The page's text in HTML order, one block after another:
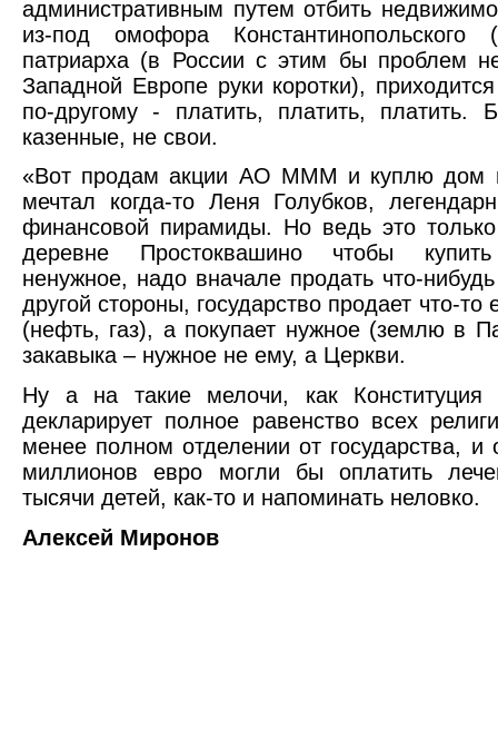
административным путем отбить
из-под омофора Константинопольского
патриарха (в России с этим бы проблем
Западной Европе руки коротки),
по-другому - платить, платить, платить.
казенные, не свои.
«Вот продам акции АО МММ и куплю дом
мечтал когда-то Леня Голубков,
финансовой пирамиды. Но ведь это только
деревне Простоквашино чтобы купить
ненужное, надо вначале продать что-
другой стороны, государство продает что-то
(нефть, газ), а покупает нужное (землю в
закавыка – нужное не ему, а Церкви.
Ну а на такие мелочи, как Конституция
декларирует полное равенство всех
менее полном отделении от государства, и
миллионов евро могли бы оплатить
тысячи детей, как-то и напоминать неловко.
Алексей Миронов